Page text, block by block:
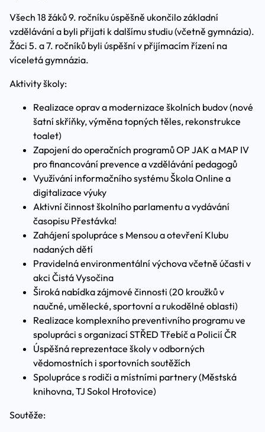
Všech 18 žáků 9. ročníku úspěšně ukončilo základní
vzdělávání a byli přijati k dalšímu studiu (včetně gymnázia).
Žáci 5. a 7. ročníků byli úspěšní v přijímacím řízení na
víceletá gymnázia.
Aktivity školy:
Realizace oprav a modernizace školních budov (nové
šatní skříňky, výměna topných těles, rekonstrukce
toalet)
Zapojení do operačních programů OP JAK a MAP IV
pro financování prevence a vzdělávání pedagogů
Využívání informačního systému Škola Online a
digitalizace výuky
Aktivní činnost školního parlamentu a vydávání
časopisu Přestávka!
Zahájení spolupráce s Mensou a otevření Klubu
nadaných dětí
Pravidelná environmentální výchova včetně účasti v
akci Čistá Vysočina
Široká nabídka zájmové činnosti (20 kroužků v
naučné, umělecké, sportovní a rukodělné oblasti)
Realizace komplexního preventivního programu ve
spolupráci s organizací STŘED Třebíč a Policií ČR
Úspěšná reprezentace školy v odborných
vědomostních i sportovních soutěžích
Spolupráce s rodiči a místními partnery (Městská
knihovna, TJ Sokol Hrotovice)
Soutěže: